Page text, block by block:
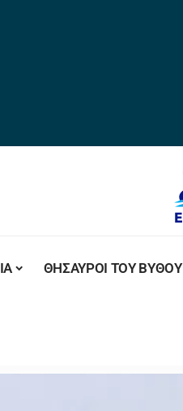
ΘΗΣΑΥΡΟΙ ΤΟΥ ΒΥΘΟΥ